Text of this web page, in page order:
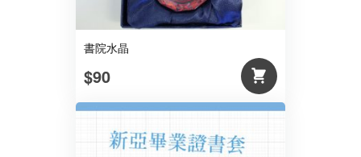
書院水晶
$90